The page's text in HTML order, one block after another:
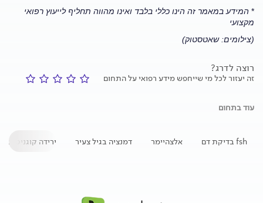
* המידע במאמר זה הינו כללי בלבד ואינו מהווה תחליף לייעוץ רפואי
מקצועי
(צילומים: שאטסטוק)
רוצה לדרג?
זה יעזור לכל מי שייחפש מידע רפואי על התחום
עוד בתחום
fsh בדיקת דם אלצהיימר דמנציה בגיל צעיר ירידה קוגניטיבית